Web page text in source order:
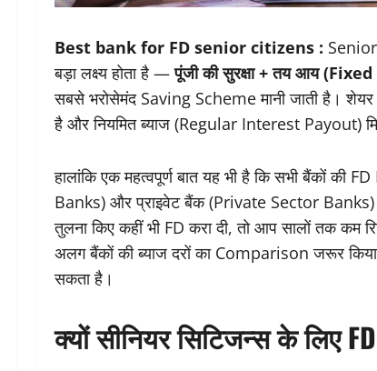
Best bank for FD senior citizens : Senior
बड़ा लक्ष्य होता है —पूंजी की सुरक्षा + तय आय
सबसे भरोसेमंद Saving Scheme मानी जाती है। शेयर
है और नियमित ब्याज (Regular Interest Payout)
हालांकि एक महत्वपूर्ण बात यह भी है कि सभी बैंकों
Banks) और प्राइवेट बैंक (Private Sector
तुलना किए कहीं भी FD करा दी, तो आप सालों तक
अलग बैंकों की ब्याज दरों का Comparison जरूर
सकता है।
क्यों सीनियर सिटिजन्स के लिए